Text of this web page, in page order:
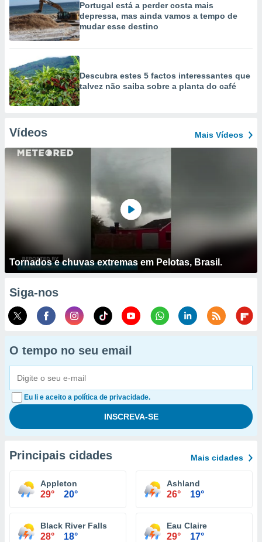
Portugal está a perder costa mais
depressa, mas ainda vamos a tempo de
mudar esse destino
Descubra estes 5 factos interessantes que
talvez não saiba sobre a planta do café
Vídeos Mais Vídeos
Tornados e chuvas extremas em Pelotas, Brasil.
Siga-nos
O tempo no seu email
Eu li e aceito a política de privacidade.
Principais cidades Mais cidades
Appleton
29° 20°
Ashland
26° 19°
Black River Falls
28° 18°
Eau Claire
29° 17°